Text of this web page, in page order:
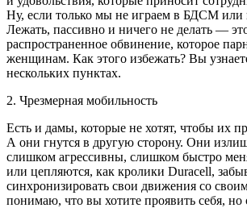
Ну, если только мы не играем в БДСМ или
Лежать, пассивно и ничего не делать —
распространенное обвинение, которое
женщинам. Как этого избежать? Вы
нескольких пунктах.
2. Чрезмерная мобильность
Есть и дамы, которые не хотят, чтобы их
А они гнутся в другую сторону. Они
слишком агрессивны, слишком быстро
или цепляются, как кролики Duracell,
синхронизировать свои движения со
понимаю, что вы хотите проявить себя, но